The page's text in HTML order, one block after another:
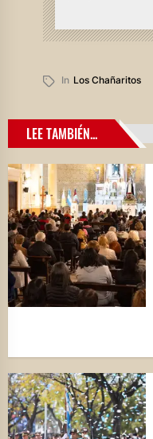
In Los Chañaritos
LEE TAMBIÉN...